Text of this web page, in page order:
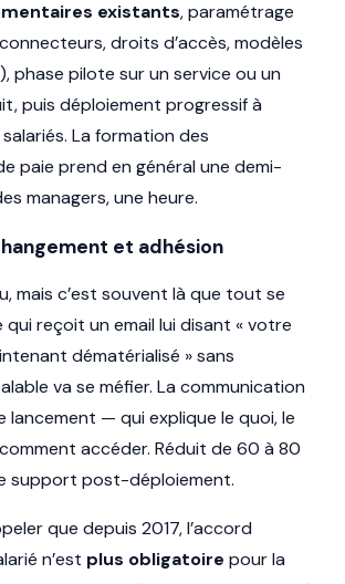
existants, paramétrage
droits d’accès, modèles
phase pilote sur un service ou un
puis déploiement progressif à
salariés. La formation des
paie prend en général une demi-
managers, une heure.
et adhésion
mais c’est souvent là que tout se
qui reçoit un email lui disant « votre
dématérialisé » sans
va se méfier. La communication
lancement — qui explique le quoi, le
accéder. Réduit de 60 à 80
support post-déploiement.
que depuis 2017, l’accord
n’est plus obligatoire pour la